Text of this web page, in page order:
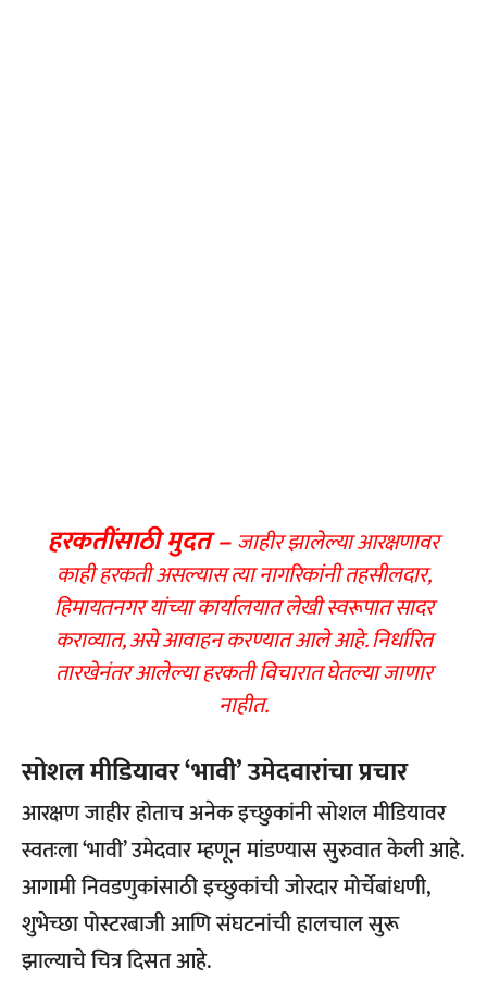
हरकतींसाठी मुदत –जाहीर झालेल्या आरक्षणावर
काही हरकती असल्यास त्या नागरिकांनी तहसीलदार,
हिमायतनगर यांच्या कार्यालयात लेखी स्वरूपात सादर
कराव्यात, असे आवाहन करण्यात आले आहे. निर्धारित
तारखेनंतर आलेल्या हरकती विचारात घेतल्या जाणार
नाहीत.
सोशल मीडियावर ‘भावी’ उमेदवारांचा प्रचार
आरक्षण जाहीर होताच अनेक इच्छुकांनी सोशल मीडियावर
स्वतःला ‘भावी’ उमेदवार म्हणून मांडण्यास सुरुवात केली आहे.
आगामी निवडणुकांसाठी इच्छुकांची जोरदार मोर्चेबांधणी,
शुभेच्छा पोस्टरबाजी आणि संघटनांची हालचाल सुरू
झाल्याचे चित्र दिसत आहे.